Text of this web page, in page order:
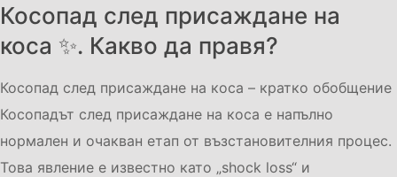
Косопад след присаждане на
коса ✨. Какво да правя?
Косопад след присаждане на коса – кратко обобщение
Косопадът след присаждане на коса е напълно
нормален и очакван етап от възстановителния процес.
Това явление е известно като „shock loss“ и